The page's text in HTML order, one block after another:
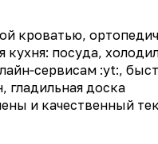
кроватью,
кухня: посуда,
:yt:,
гладильная доска
и качественный